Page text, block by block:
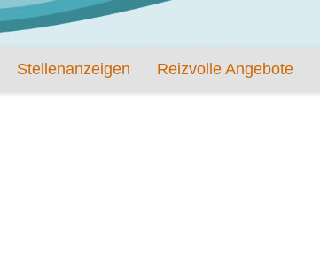
Stellenanzeigen Reizvolle Angebote